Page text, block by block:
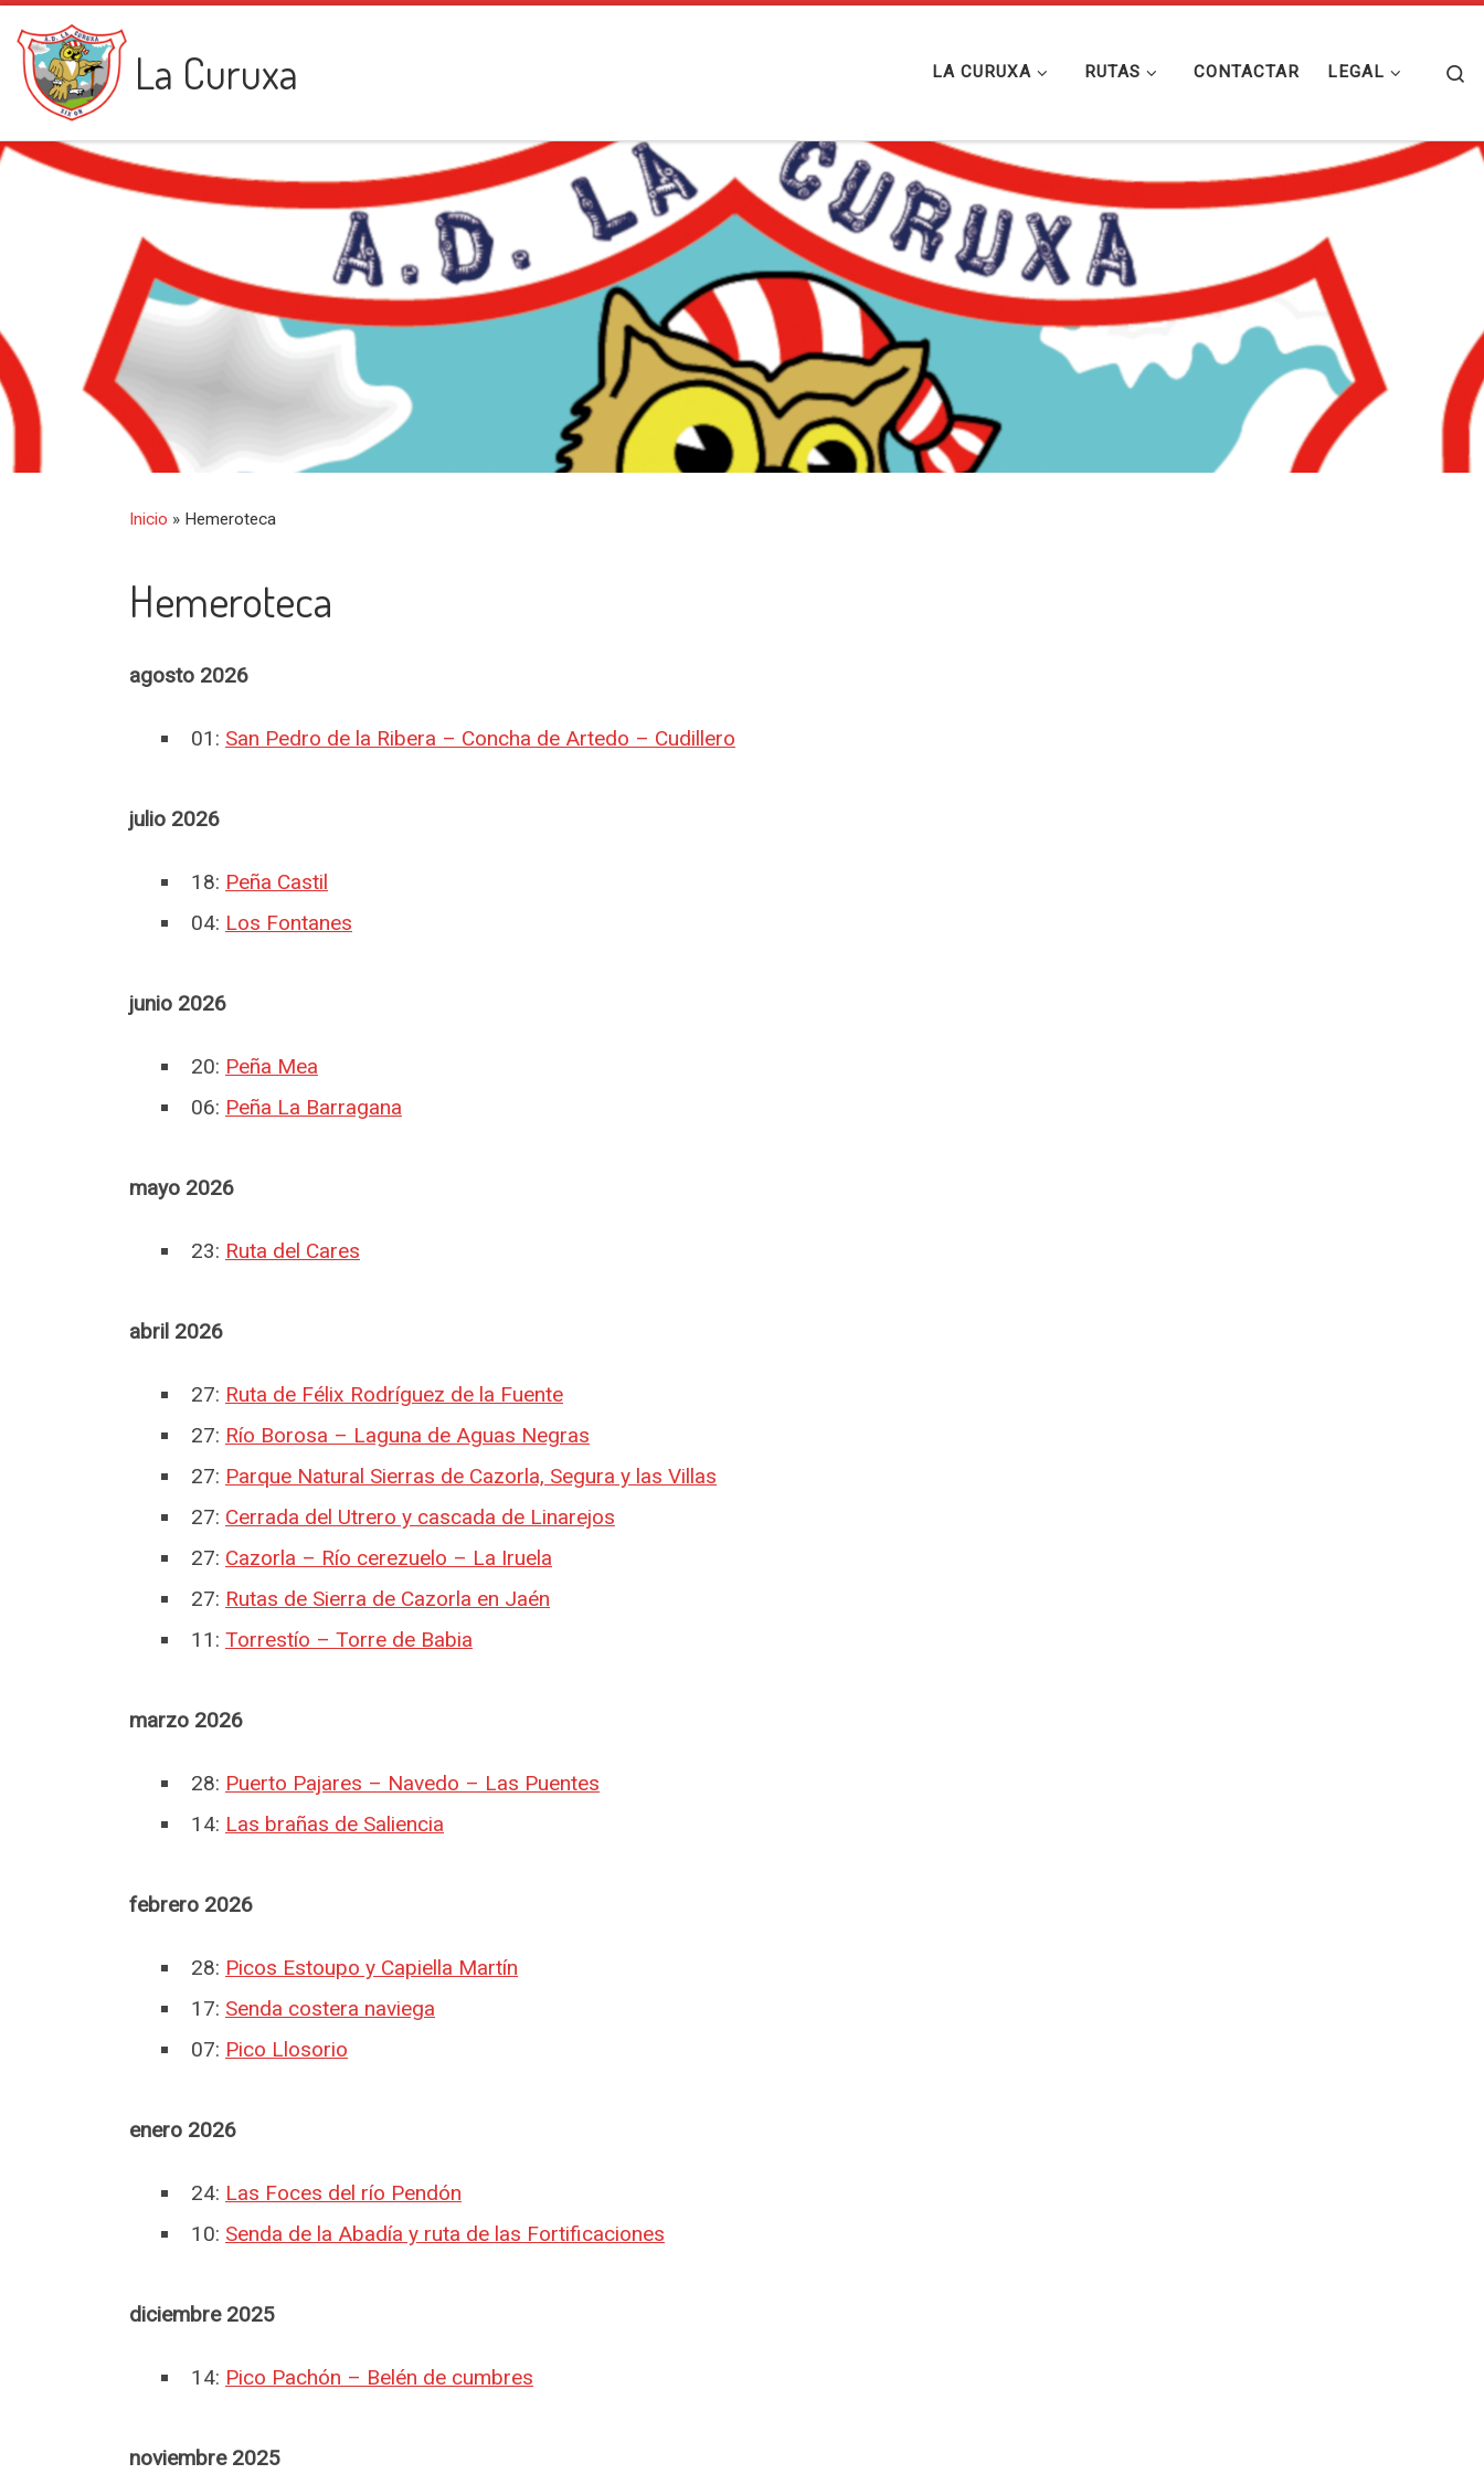
Saltar al contenido
La Curuxa LA CURUXA RUTAS CONTACTAR LEGAL
Inicio » Hemeroteca
Hemeroteca
agosto 2026
01: San Pedro de la Ribera – Concha de Artedo – Cudillero
julio 2026
18: Peña Castil
04: Los Fontanes
junio 2026
20: Peña Mea
06: Peña La Barragana
mayo 2026
23: Ruta del Cares
abril 2026
27: Ruta de Félix Rodríguez de la Fuente
27: Río Borosa – Laguna de Aguas Negras
27: Parque Natural Sierras de Cazorla, Segura y las Villas
27: Cerrada del Utrero y cascada de Linarejos
27: Cazorla – Río cerezuelo – La Iruela
27: Rutas de Sierra de Cazorla en Jaén
11: Torrestío – Torre de Babia
marzo 2026
28: Puerto Pajares – Navedo – Las Puentes
14: Las brañas de Saliencia
febrero 2026
28: Picos Estoupo y Capiella Martín
17: Senda costera naviega
07: Pico Llosorio
enero 2026
24: Las Foces del río Pendón
10: Senda de la Abadía y ruta de las Fortificaciones
diciembre 2025
14: Pico Pachón – Belén de cumbres
noviembre 2025